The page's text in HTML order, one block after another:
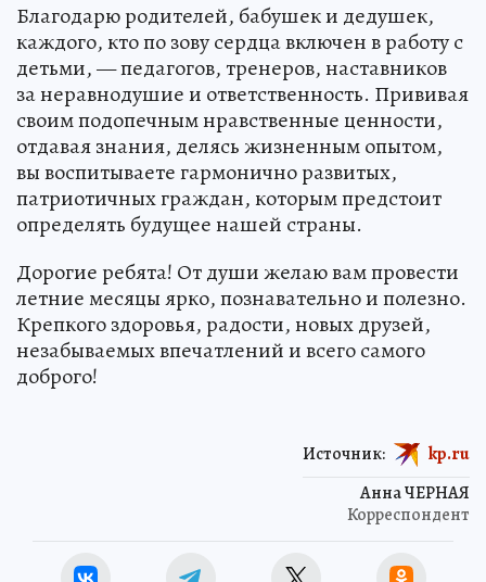
Благодарю родителей, бабушек и дедушек,
каждого, кто по зову сердца включен в работу с
детьми, — педагогов, тренеров, наставников
за неравнодушие и ответственность. Прививая
своим подопечным нравственные ценности,
отдавая знания, делясь жизненным опытом,
вы воспитываете гармонично развитых,
патриотичных граждан, которым предстоит
определять будущее нашей страны.
Дорогие ребята! От души желаю вам провести
летние месяцы ярко, познавательно и полезно.
Крепкого здоровья, радости, новых друзей,
незабываемых впечатлений и всего самого
доброго!
Анна ЧЕРНАЯ
Корреспондент
Источник: kp.ru